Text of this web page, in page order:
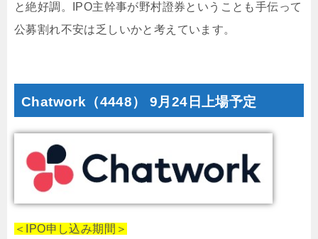
と絶好調。IPO主幹事が野村證券ということも手伝って
公募割れ不安は乏しいかと考えています。
Chatwork（4448） 9月24日上場予定
＜IPO申し込み期間＞